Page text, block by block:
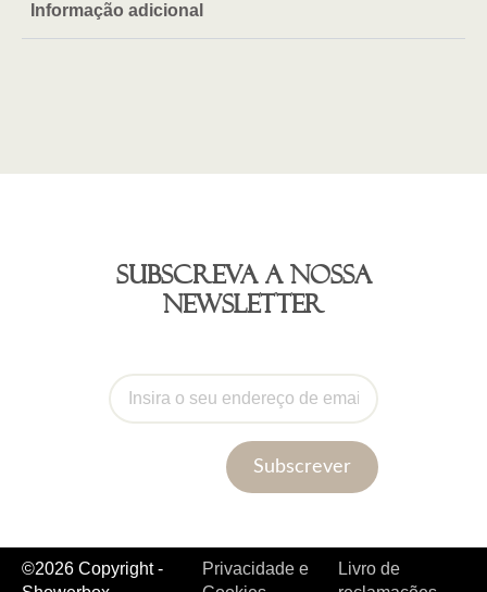
Informação adicional
Subscreva a nossa
newsletter
Subscrever
©2026 Copyright -
Privacidade e
Livro de